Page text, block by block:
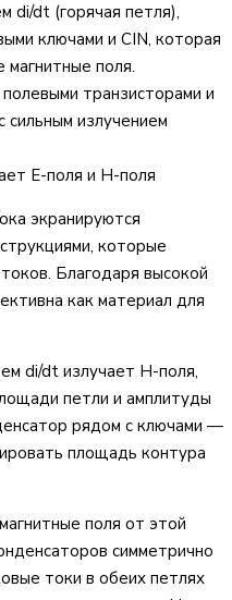
di/dt (горячая петля),
ключами и CIN, которая
поля.
транзисторами и
сильным излучением
E-поля и H-поля
экранируются
которые
Благодаря высокой
как материал для
di/dt излучает H-поля,
петли и амплитуды
рядом с ключами —
площадь контура
поля от этой
симметрично
токи в обеих петлях